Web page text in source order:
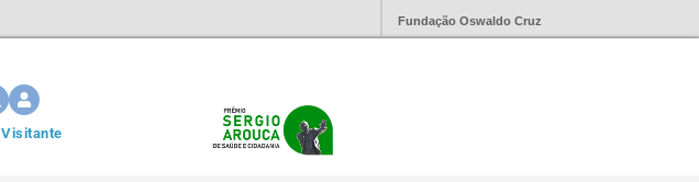
Fundação Oswaldo Cruz
Visitante